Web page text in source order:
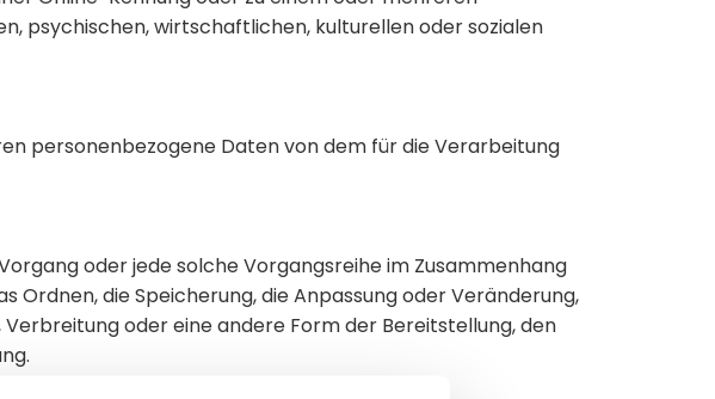
psychischen, wirtschaftlichen, kulturellen oder sozialen
personenbezogene Daten von dem für die Verarbeitung
oder jede solche Vorgangsreihe im Zusammenhang
Ordnen, die Speicherung, die Anpassung oder Veränderung,
oder eine andere Form der Bereitstellung, den